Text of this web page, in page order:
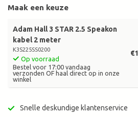
Maak een keuze
Adam Hall 3 STAR 2.5 Speakon
kabel 2 meter
K3S225SS0200
Op voorraad
Bestel voor 17:00 vandaag
verzonden OF haal direct op in onze
winkel
Snelle deskundige klantenservice